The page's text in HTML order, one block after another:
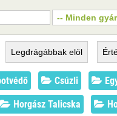
Legdrágábbak elöl
Csúzli
Horgász Talicska